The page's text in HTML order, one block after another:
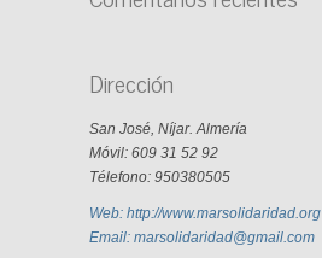
Dirección
San José, Níjar. Almería
Móvil: 609 31 52 92
Télefono: 950380505
Web: http://www.marsolidaridad.org
Email: marsolidaridad@gmail.com